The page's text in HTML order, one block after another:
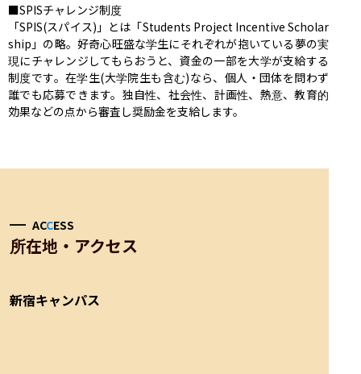
■SPISチャレンジ制度
「SPIS(スパイス)」とは「Students Project Incentive Scholar
ship」の略。好奇心旺盛な学生にそれぞれが抱いている夢の実
現にチャレンジしてもらおうと、資金の一部を大学が支給する
制度です。在学生(大学院生も含む)なら、個人・団体を問わず
誰でも応募できます。独自性、社会性、計画性、熱意、教育的
効果などの点から審査し奨励金を支給します。
ACCESS
所在地・アクセス
新宿キャンパス